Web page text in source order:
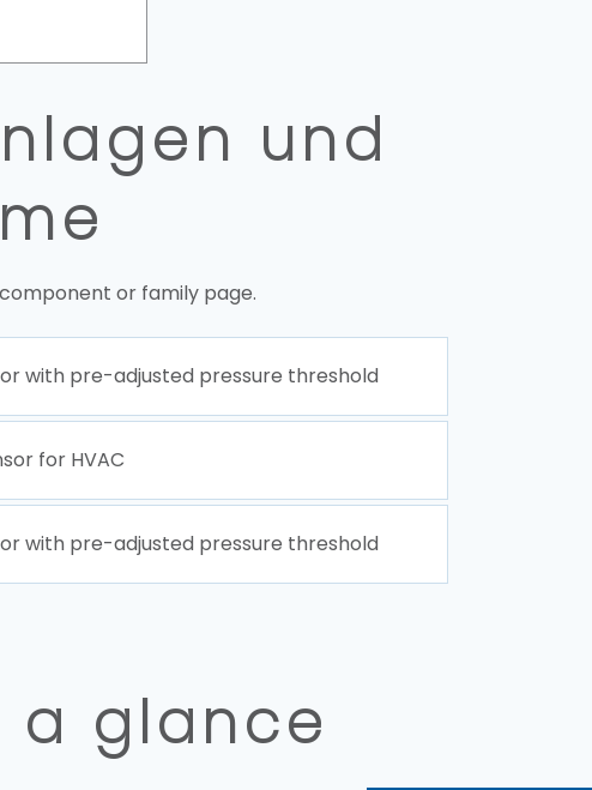
und
or family page.
with pre-adjusted pressure threshold
for HVAC
with pre-adjusted pressure threshold
a glance